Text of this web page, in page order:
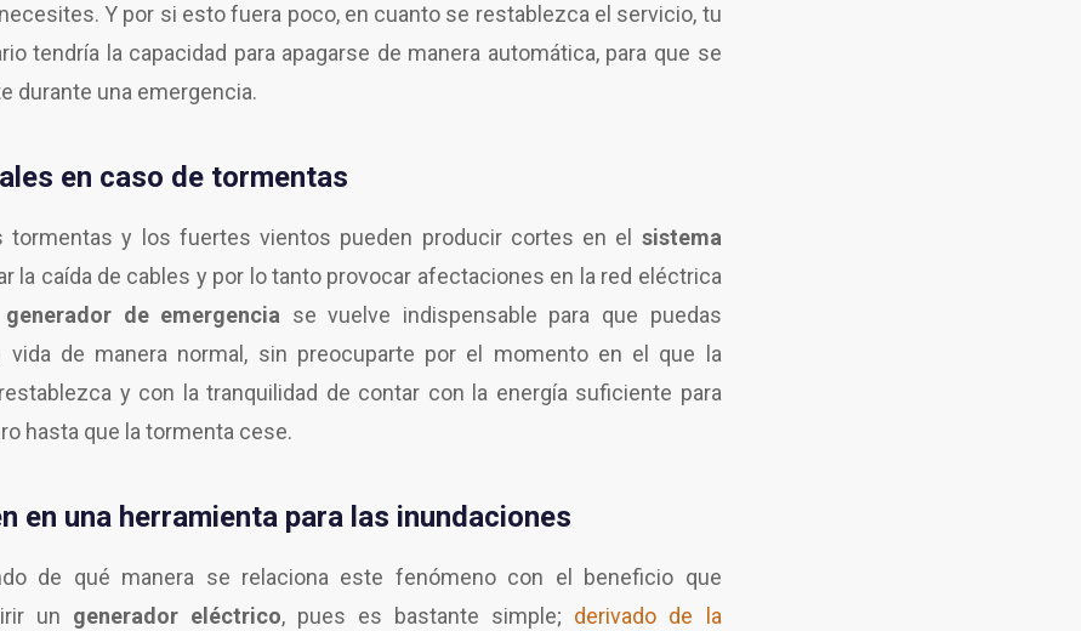
Y por si esto fuera poco, en cuanto se restablezca el servicio, tu
tendría la capacidad para apagarse de manera automática, para que se
durante una emergencia.
en caso de tormentas
tormentas y los fuertes vientos pueden producir cortes en el sistema
la caída de cables y por lo tanto provocar afectaciones en la red eléctrica
generador de emergencia se vuelve indispensable para que puedas
vida de manera normal, sin preocuparte por el momento en el que la
y con la tranquilidad de contar con la energía suficiente para
hasta que la tormenta cese.
en una herramienta para las inundaciones
de qué manera se relaciona este fenómeno con el beneficio que
un generador eléctrico, pues es bastante simple; derivado de la